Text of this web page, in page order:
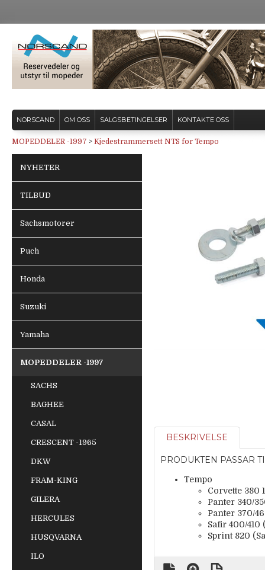
NORSCAND OM OSS SALGSBETINGELSER KONTAKTE OSS
MOPEDDELER -1997 > Kjedestrammersett NTS for Tempo
NYHETER
TILBUD
Sachsmotorer
Puch
Honda
Suzuki
Yamaha
MOPEDDELER -1997
SACHS
BAGHEE
CASAL
CRESCENT -1965
DKW
FRAM-KING
GILERA
HERCULES
HUSQVARNA
ILO
BESKRIVELSE
PRODUKTEN PASSAR
Tempo
Corvette 380
Panter 340/
Panter 370/
Safir 400/410
Sprint 820